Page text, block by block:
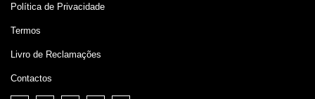
Política de Privacidade
Termos
Livro de Reclamações
Contactos